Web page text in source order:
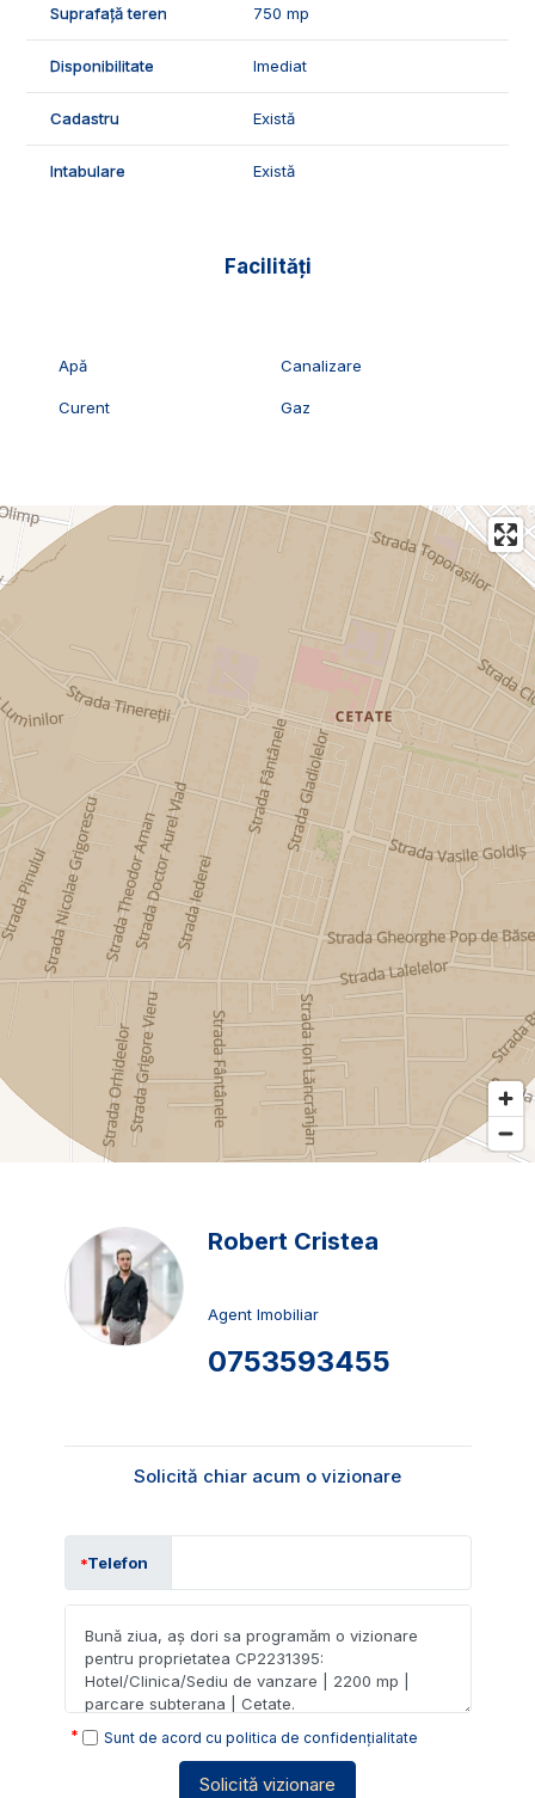
- mansarda: 3 camere, 3 bai, 1 hol.
🤝Cladirea are o suprafata generoasa, pozitia care o
recomanda clientilor nostri, atat pentru potentialul turistic, cat
ar fi: cladire de birouri, azil de batrani, vila de locuinte, centru
Suprafață teren 750 mp
Disponibilitate Imediat
Cadastru Există
Intabulare Există
Facilități
Apă Canalizare
Curent Gaz
Robert Cristea
Agent Imobiliar
0753593455
Solicită chiar acum o vizionare
Telefon
Sunt de acord cu politica de confidențialitate
Solicită vizionare